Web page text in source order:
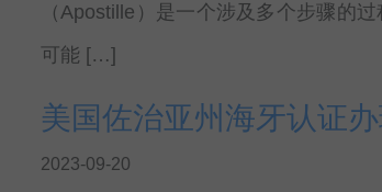
（Apostille）是一个涉及多个步骤的
可能 […]
美国佐治亚州海牙认证
2023-09-20